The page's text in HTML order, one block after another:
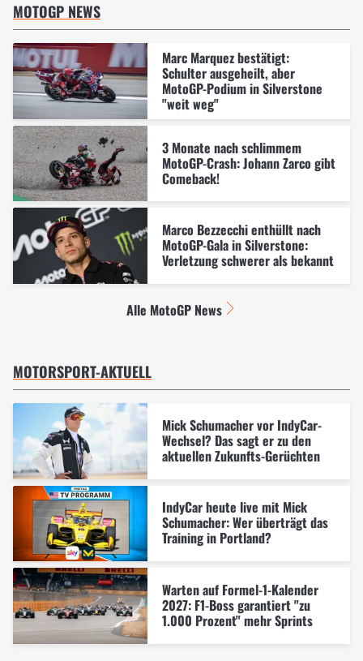
MOTOGP NEWS
Marc Marquez bestätigt:
Schulter ausgeheilt, aber
MotoGP-Podium in Silverstone
"weit weg"
3 Monate nach schlimmem
MotoGP-Crash: Johann Zarco gibt
Comeback!
Marco Bezzecchi enthüllt nach
MotoGP-Gala in Silverstone:
Verletzung schwerer als bekannt
Alle MotoGP News
MOTORSPORT-AKTUELL
Mick Schumacher vor IndyCar-
Wechsel? Das sagt er zu den
aktuellen Zukunfts-Gerüchten
IndyCar heute live mit Mick
Schumacher: Wer überträgt das
Training in Portland?
Warten auf Formel-1-Kalender
2027: F1-Boss garantiert "zu
1.000 Prozent" mehr Sprints